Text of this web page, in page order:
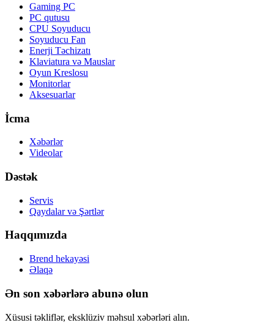
Gaming PC
PC qutusu
CPU Soyuducu
Soyuducu Fan
Enerji Təchizatı
Klaviatura və Mauslar
Oyun Kreslosu
Monitorlar
Aksesuarlar
İcma
Xəbərlər
Videolar
Dəstək
Servis
Qaydalar və Şərtlər
Haqqımızda
Brend hekayəsi
Əlaqə
Ən son xəbərlərə abunə olun
Xüsusi təkliflər, eksklüziv məhsul xəbərləri alın.